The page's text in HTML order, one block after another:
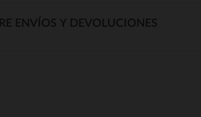
ENVÍOS Y DEVOLUCIONES